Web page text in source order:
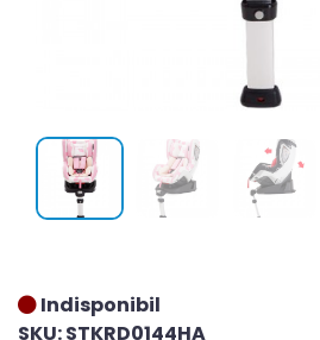
Indisponibil
SKU: STKRD0144HA